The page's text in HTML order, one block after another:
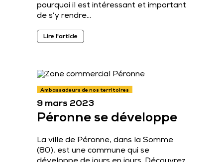
pourquoi il est intéressant et important
de s’y rendre…
Lire l'article
Ambassadeurs de nos territoires
9 mars 2023
Péronne se développe
La ville de Péronne, dans la Somme
(80), est une commune qui se